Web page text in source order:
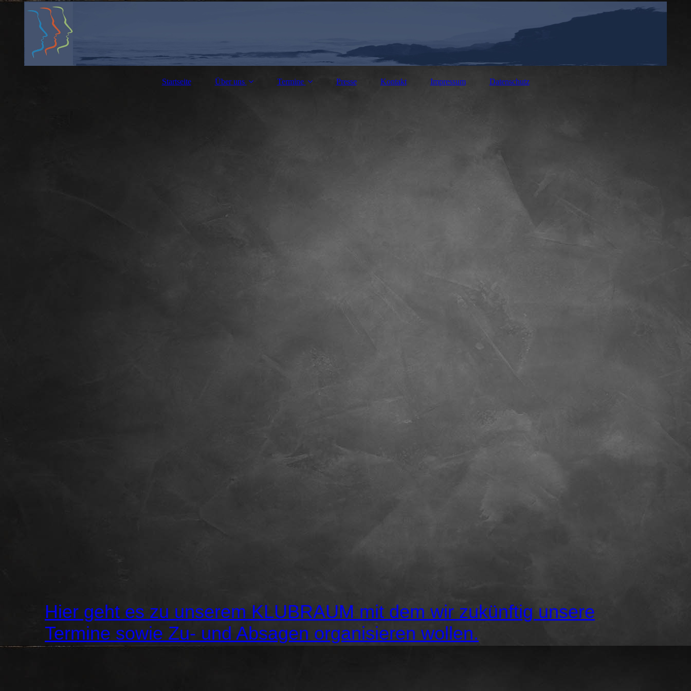
Startseite Über uns Termine Presse Kontakt Impressum Datenschutz
Hier geht es zu unserem KLUBRAUM mit dem wir zukünftig unsere
Termine sowie Zu- und Absagen organisieren wollen.